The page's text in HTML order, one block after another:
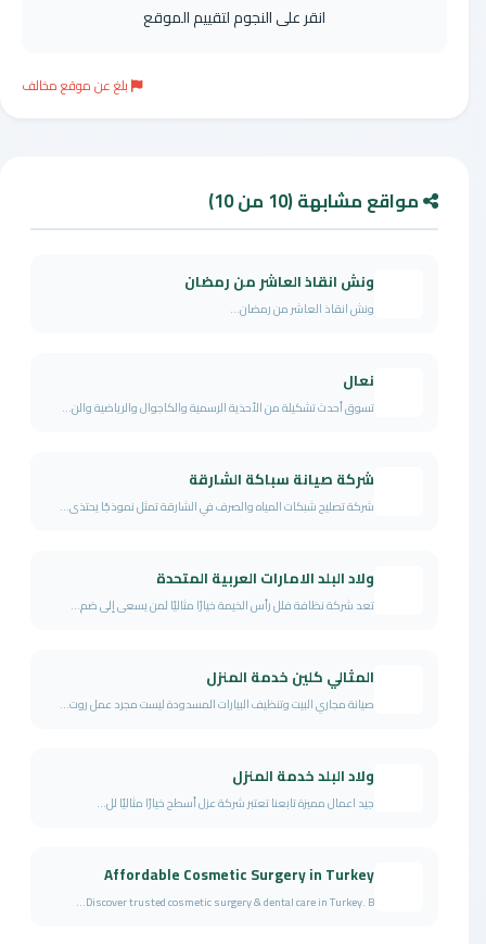
انقر على النجوم لتقييم الموقع
بلغ عن موقع مخالف
مواقع مشابهة (10 من 10)
ونش انقاذ العاشر من رمضان
ونش انقاذ العاشر من رمضان...
نعال
تسوق أحدث تشكيلة من الأحذية الرسمية والكاجوال والرياضية والن...
شركة صيانة سباكة الشارقة
شركة تصليح شبكات المياه والصرف في الشارقة تمثل نموذجًا يحتذى...
ولاد البلد الامارات العربية المتحدة
تعد شركة نظافة فلل رأس الخيمة خيارًا مثاليًا لمن يسعى إلى ضم...
المثالي كلين خدمة المنزل
صيانة مجاري البيت وتنظيف البيارات المسدودة ليست مجرد عمل روت...
ولاد البلد خدمة المنزل
جيد اعمال مميزة تابعنا تعتبر شركة عزل أسطح خيارًا مثاليًا لل...
Affordable Cosmetic Surgery in Turkey
Discover trusted cosmetic surgery & dental care in Turkey. B...